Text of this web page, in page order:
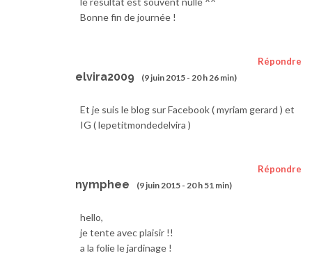
Bonne fin de journée !
elvira2009 (9 juin 2015 - 20 h 26 min)
Répondre
Et je suis le blog sur Facebook ( myriam gerard ) et
IG ( lepetitmondedelvira )
nymphee (9 juin 2015 - 20 h 51 min)
Répondre
hello,
je tente avec plaisir !!
a la folie le jardinage !